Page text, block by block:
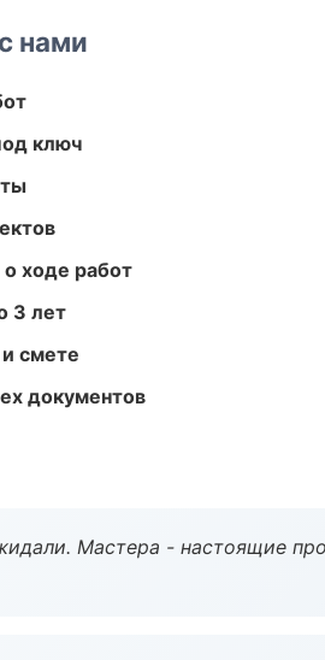
нами
ключ
ходе работ
3 лет
смете
документов
Мастера - настоящие